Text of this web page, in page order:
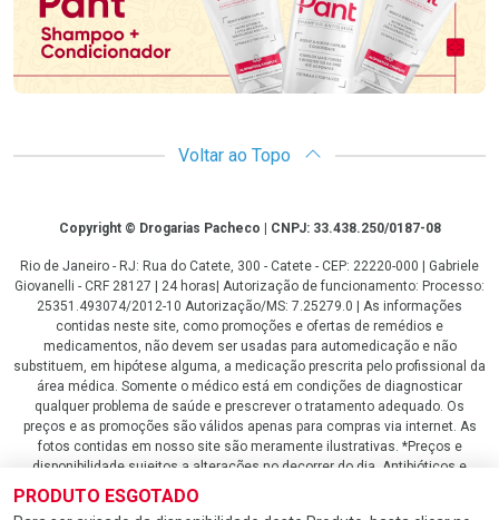
PRODUTO ESGOTADO
Voltar ao Topo
CopyrightCopyright © Drogarias Pacheco | CNPJ: 33.438.250/0187-08
Rio de Janeiro - RJ: Rua do Catete, 300 - Catete - CEP: 22220-000 | Gabriele
Giovanelli - CRF 28127 | 24 horas| Autorização de funcionamento: Processo:
25351.493074/2012-10 Autorização/MS: 7.25279.0 | As informações
contidas neste site, como promoções e ofertas de remédios e
medicamentos, não devem ser usadas para automedicação e não
substituem, em hipótese alguma, a medicação prescrita pelo profissional da
área médica. Somente o médico está em condições de diagnosticar
qualquer problema de saúde e prescrever o tratamento adequado. Os
preços e as promoções são válidos apenas para compras via internet. As
fotos contidas em nosso site são meramente ilustrativas. *Preços e
disponibilidade sujeitos a alterações no decorrer do dia. Antibióticos e
antimicrobianos vendas apenas em lojas físicas ou televendas. Portaria nº
344 - 01/02/1999 - Ministério da Saúde. Horário de funcionamento Central